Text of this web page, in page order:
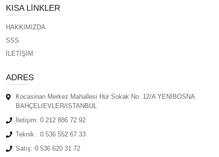
KISA LINKLER
HAKKIMIZDA
SSS
İLETİŞİM
ADRES
Kocasinan Merkez Mahallesi Hür Sokak No: 12/A YENİBOSNA
BAHÇELIEVLER/ISTANBUL
İletişim: 0 212 886 72 92
Teknik : 0 536 552 67 33
Satış: 0 536 620 31 72